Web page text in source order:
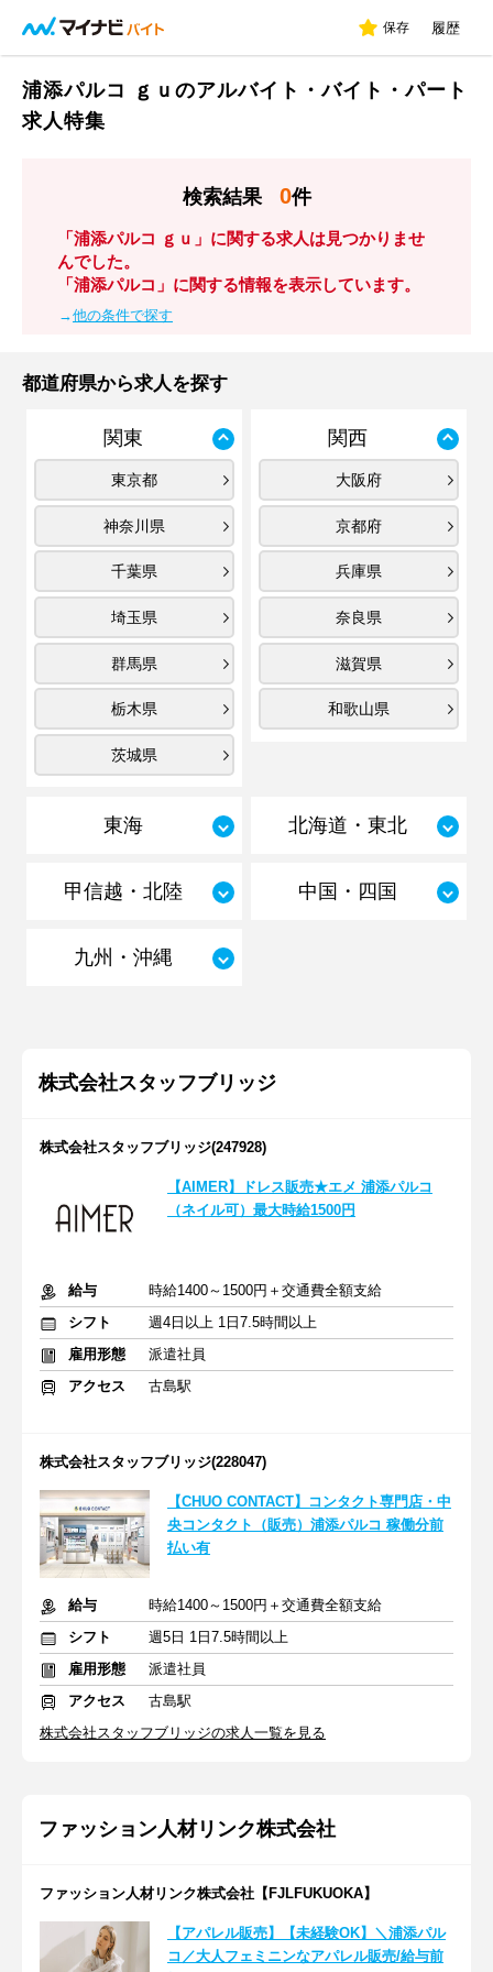
保存 履歴
浦添パルコ ｇｕのアルバイト・バイト・パート
求人特集
検索結果 0件
「浦添パルコ ｇｕ」に関する求人は見つかりませ
んでした。
「浦添パルコ」に関する情報を表示しています。
→他の条件で探す
都道府県から求人を探す
関東
東京都
神奈川県
千葉県
埼玉県
群馬県
栃木県
茨城県
関西
大阪府
京都府
兵庫県
奈良県
滋賀県
和歌山県
東海 北海道・東北
甲信越・北陸 中国・四国
九州・沖縄
株式会社スタッフブリッジ
株式会社スタッフブリッジ(247928)
【AIMER】ドレス販売★エメ 浦添パルコ
（ネイル可）最大時給1500円
給与
時給1400～1500円＋交通費全額支給
シフト
週4日以上 1日7.5時間以上
雇用形態
派遣社員
アクセス
古島駅
株式会社スタッフブリッジ(228047)
【CHUO CONTACT】コンタクト専門店・中
央コンタクト（販売）浦添パルコ 稼働分前
払い有
給与
時給1400～1500円＋交通費全額支給
シフト
週5日 1日7.5時間以上
雇用形態
派遣社員
アクセス
古島駅
株式会社スタッフブリッジの求人一覧を見る
ファッション人材リンク株式会社
ファッション人材リンク株式会社【FJLFUKUOKA】
【アパレル販売】【未経験OK】＼浦添パル
コ／大人フェミニンなアパレル販売/給与前